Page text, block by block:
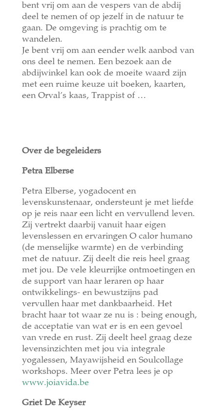
bent vrij om aan de vespers van de abdij
deel te nemen of op jezelf in de natuur te
gaan. De omgeving is prachtig om te
wandelen.
Je bent vrij om aan eender welk aanbod van
ons deel te nemen. Een bezoek aan de
abdijwinkel kan ook de moeite waard zijn
met een ruime keuze uit boeken, kaarten,
een Orval’s kaas, Trappist of …
Over de begeleiders
Petra Elberse
Petra Elberse, yogadocent en
levenskunstenaar, ondersteunt je met liefde
op je reis naar een licht en vervullend leven.
Zij vertrekt daarbij vanuit haar eigen
levenslessen en ervaringen O calor humano
(de menselijke warmte) en de verbinding
met de natuur. Zij deelt die reis heel graag
met jou. De vele kleurrijke ontmoetingen en
de support van haar leraren op haar
ontwikkelings- en bewustzijns pad
vervullen haar met dankbaarheid. Het
bracht haar tot waar ze nu is : being enough,
de acceptatie van wat er is en een gevoel
van vrede en rust. Zij deelt heel graag deze
levensinzichten met jou via integrale
yogalessen, Mayawijsheid en Soulcollage
workshops. Meer over Petra lees je op
www.joiavida.be
Griet De Keyser